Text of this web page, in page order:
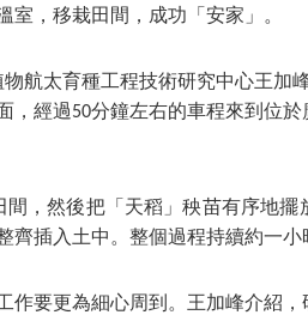
室，移栽田間，成功「安家」。
航太育種工程技術研究中心王加
，經過50分鐘左右的車程來到位
，然後把「天稻」秧苗有序地擺
齊插入土中。整個過程持續約一小
作要更為細心周到。王加峰介紹